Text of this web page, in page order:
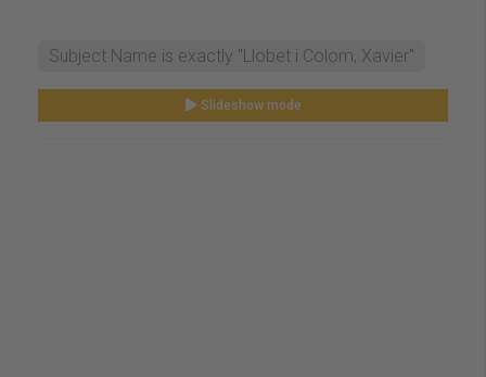
Subject Name is exactly "Llobet i Colom, Xavier"
Slideshow mode